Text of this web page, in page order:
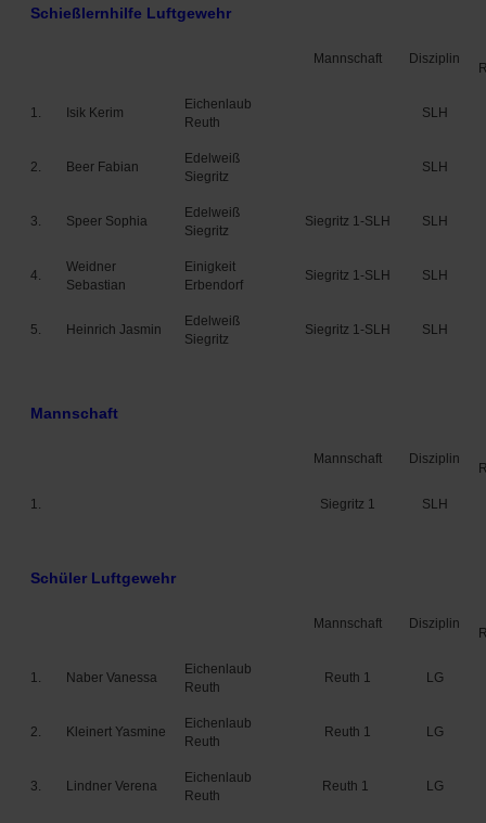
Schießlernhilfe Luftgewehr
Mannschaft Disziplin
1. Isik Kerim
Eichenlaub
Reuth
SLH
2. Beer Fabian
Edelweiß
Siegritz
SLH
3. Speer Sophia
Edelweiß
Siegritz
Siegritz 1-SLH SLH
4.
Weidner
Sebastian
Einigkeit
Erbendorf
Siegritz 1-SLH SLH
5. Heinrich Jasmin
Edelweiß
Siegritz
Siegritz 1-SLH SLH
Mannschaft
Mannschaft Disziplin
1. Siegritz 1 SLH
Schüler Luftgewehr
Mannschaft Disziplin
1. Naber Vanessa
Eichenlaub
Reuth
Reuth 1 LG
2. Kleinert Yasmine
Eichenlaub
Reuth
Reuth 1 LG
3. Lindner Verena
Eichenlaub
Reuth
Reuth 1 LG